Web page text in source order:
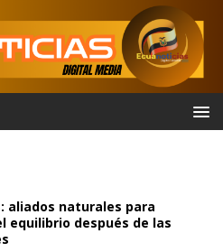
aliados naturales para
equilibrio después de las